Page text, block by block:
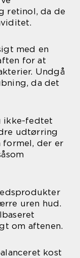
retinol, da de
med en
for at
Undgå
da det
ikke-fedtet
udtørring
formel, der er
uren hud.
om aftenen.
kost